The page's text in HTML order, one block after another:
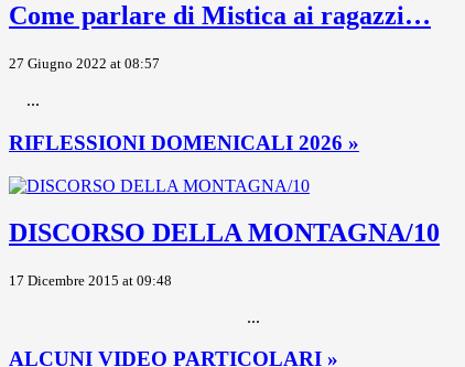
Come parlare di Mistica ai ragazzi…
27 Giugno 2022 at 08:57
...
RIFLESSIONI DOMENICALI 2026 »
DISCORSO DELLA MONTAGNA/10
17 Dicembre 2015 at 09:48
...
ALCUNI VIDEO PARTICOLARI »